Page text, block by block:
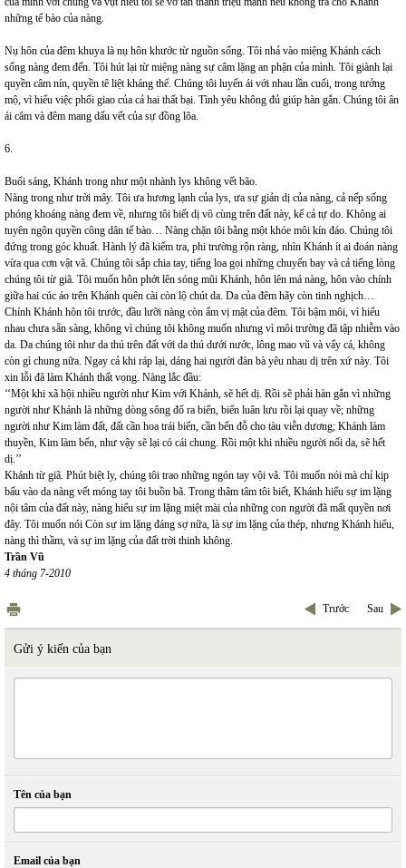
những tế bào của nàng.
Nụ hôn của đêm khuya là nụ hôn khước từ nguồn sống. Tôi nhả vào miệng Khánh cách
sống nàng đem đến. Tôi hút lại từ miệng nàng sự câm lặng an phận của mình. Tôi giành lại
quyền câm nín, quyền tê liệt kháng thể. Chúng tôi luyến ái với nhau lần cuối, trong tưởng
mộ, vì hiểu việc phối giao của cả hai thất bại. Tình yêu không đủ giúp hàn gắn. Chúng tôi ân
ái câm và đêm mang dấu vết của sự đồng lõa.
6.
Buổi sáng, Khánh trong như một nhành lys không vết bão.
Nàng trong như trời mây. Tôi ưa hương lạnh của lys, ưa sự giản dị của nàng, cả nếp sống
phóng khoáng nàng đem về, nhưng tôi biết dị vô cùng trên đất này, kể cả tự do. Không ai
tuyên ngôn quyền công dân tế bào… Nàng chặn tôi bằng một khóe môi kín đáo. Chúng tôi
đứng trong góc khuất. Hành lý đã kiểm tra, phi trường rộn ràng, nhìn Khánh ít ai đoán nàng
vừa qua cơn vật vã. Chúng tôi sắp chia tay, tiếng loa gọi những chuyến bay và cả tiếng lòng
chúng tôi từ giã. Tôi muốn hôn phớt lên sóng mũi Khánh, hôn lên má nàng, hôn vào chính
giữa hai cúc áo trên Khánh quên cài còn lộ chút da. Da của đêm hãy còn tinh nghịch…
Chính Khánh hôn tôi trước, đầu lưỡi nàng còn ẩm vị mật của đêm. Tôi bậm môi, vì hiểu
nhau chưa sẵn sàng, không vì chúng tôi không muốn nhưng vì môi trường đã tập nhiễm vào
da. Da chúng tôi như da thú trên đất với da thú dưới nước, lông mao vũ và vẩy cá, không
còn gì chung nữa. Ngay cả khi ráp lại, dáng hai người đàn bà yêu nhau dị trên xứ này. Tôi
xin lỗi đã làm Khánh thất vọng. Nàng lắc đầu:
‘‘Một khi xã hội nhiều người như Kim với Khánh, sẽ hết dị. Rồi sẽ phải hàn gắn vì những
người như Khánh là những dòng sông đổ ra biển, biển luân lưu rồi lại quay về; những
người như Kim làm đất, đất cần hoa trái biển, cần bến đỗ cho tàu viễn dương; Khánh làm
thuyền, Kim làm bến, như vậy sẽ lại có cái chung. Rồi một khi nhiều người nối da, sẽ hết
dị.’’
Khánh từ giã. Phút biệt ly, chúng tôi trao những ngón tay vội vã. Tôi muốn nói mà chỉ kịp
bấu vào da nàng vết móng tay tôi buồn bã. Trong thâm tâm tôi biết, Khánh hiểu sự im lặng
nội tâm của đất này, nàng hiểu sự im lặng miệt mài của những con người đã mất quyền nơi
đây. Tôi muốn nói Còn sự im lặng đáng sợ nữa, là sự im lặng của thép, nhưng Khánh hiểu,
nàng thì thầm, và sự im lặng của đất trời thinh không.
Trần Vũ
4 tháng 7-2010
Trước Sau
Gửi ý kiến của bạn
Tên của bạn
Email của bạn